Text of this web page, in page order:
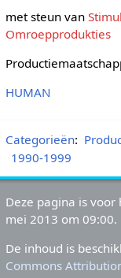
met steun van
Omroepprodukties
HUMAN
Categorieën:
1990-1999
Deze pagina is
mei 2013 om 09:00.
De inhoud is
Commons